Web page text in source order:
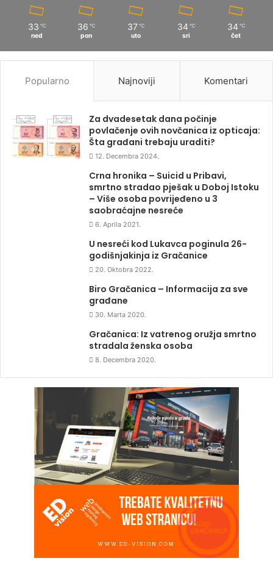
33 ℃
ned
36 ℃
pon
37 ℃
uto
34 ℃
sri
34 ℃
čet
Popularno Najnoviji Komentari
Za dvadesetak dana počinje
povlačenje ovih novčanica iz opticaja:
Šta građani trebaju uraditi?
12. Decembra 2024.
Crna hronika – Suicid u Pribavi,
smrtno stradao pješak u Doboj Istoku
– Više osoba povrijeđeno u 3
saobraćajne nesreće
6. Aprila 2021.
U nesreći kod Lukavca poginula 26-
godišnjakinja iz Gračanice
20. Oktobra 2022.
Biro Gračanica – Informacija za sve
građane
30. Marta 2020.
Gračanica: Iz vatrenog oružja smrtno
stradala ženska osoba
8. Decembra 2020.